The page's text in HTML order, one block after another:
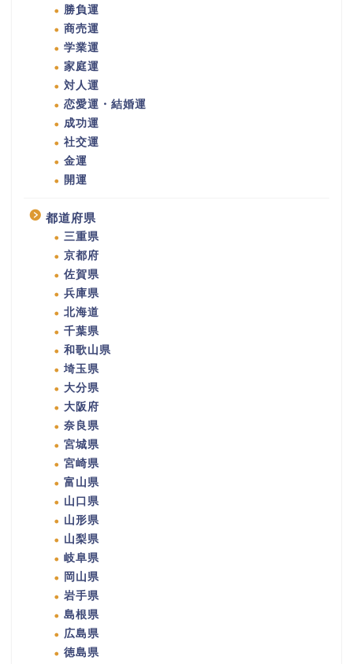
勝負運
商売運
学業運
家庭運
対人運
恋愛運・結婚運
成功運
社交運
金運
開運
都道府県
三重県
京都府
佐賀県
兵庫県
北海道
千葉県
和歌山県
埼玉県
大分県
大阪府
奈良県
宮城県
宮崎県
富山県
山口県
山形県
山梨県
岐阜県
岡山県
岩手県
島根県
広島県
徳島県